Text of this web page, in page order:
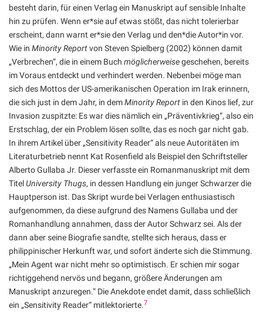
besteht darin, für einen Verlag ein Manuskript auf sensible Inhalte
hin zu prüfen. Wenn er*sie auf etwas stößt, das nicht tolerierbar
erscheint, dann warnt er*sie den Verlag und den*die Autor*in vor.
Wie in Minority Reportvon Steven Spielberg (2002) können damit
„Verbrechen“, die in einem Buch möglicherweisegeschehen, bereits
im Voraus entdeckt und verhindert werden. Nebenbei möge man
sich des Mottos der US-amerikanischen Operation im Irak erinnern,
die sich just in dem Jahr, in demMinority Report in den Kinos lief, zur
Invasion zuspitzte: Es war dies nämlich ein „Präventivkrieg“, also ein
Erstschlag, der ein Problem lösen sollte, das es noch gar nicht gab.
In ihrem Artikel über „Sensitivity Reader“ als neue Autoritäten im
Literaturbetrieb nennt Kat Rosenfield als Beispiel den Schriftsteller
Alberto Gullaba Jr. Dieser verfasste ein Romanmanuskript mit dem
TitelUniversity Thugs, in dessen Handlung ein junger Schwarzer die
Hauptperson ist. Das Skript wurde bei Verlagen enthusiastisch
aufgenommen, da diese aufgrund des Namens Gullaba und der
Romanhandlung annahmen, dass der Autor Schwarz sei. Als der
dann aber seine Biografie sandte, stellte sich heraus, dass er
philippinischer Herkunft war, und sofort änderte sich die Stimmung.
„Mein Agent war nicht mehr so optimistisch. Er schien mir sogar
richtiggehend nervös und begann, größere Änderungen am
Manuskript anzuregen.“ Die Anekdote endet damit, dass schließlich
ein „Sensitivity Reader“ mitlektorierte.7